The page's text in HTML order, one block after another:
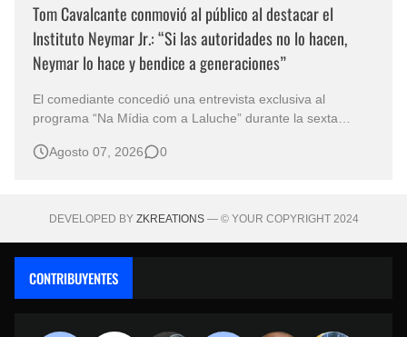
Tom Cavalcante conmovió al público al destacar el
Instituto Neymar Jr.: “Si las autoridades no lo hacen,
Neymar lo hace y bendice a generaciones”
El comediante concedió una entrevista exclusiva al
programa “Na Mídia com a Laluche” durante la sexta
eventos benéficos más importantes de Brasil. En medio del
Agosto 07, 2026 0
DEVELOPED BY ZKREATIONS— © YOUR COPYRIGHT 2024
CONTRIBUYENTES